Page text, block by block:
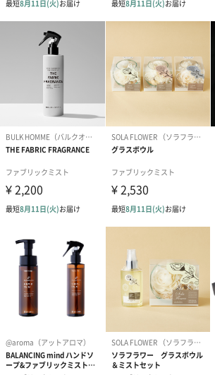
・高温多湿、直射日光を避け、乳幼児やペッ
ころで使用、保管してください。
・肌が弱い方やアルコール過敏症の方は、ご
・除毛・脱毛直後や肌に赤み・かゆみ・刺激
斑等)や黒ずみ等の異常がある部位、目や粘膜
顔や粘膜にはご使用にならないでください。
・本品がこぼれたら、すぐに拭き取ってくだ
どの変色や故障の原因となる場合があります
・万一目に入った場合は、すぐに水で洗い流
は、すぐに水を飲むなど応急処置を行い、医
い。
った時、または皮膚に異常があらわれた時は
にご相談ください。そのままご使用を続け
ことがあります。
・香料の性質上、時間の経過とともに色味
ありますが、品質に問題はありません。
「Beauwell（ビューウェル）」